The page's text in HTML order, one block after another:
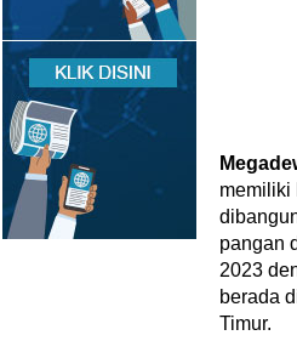
memiliki
pangan
2023
berada
Timur.